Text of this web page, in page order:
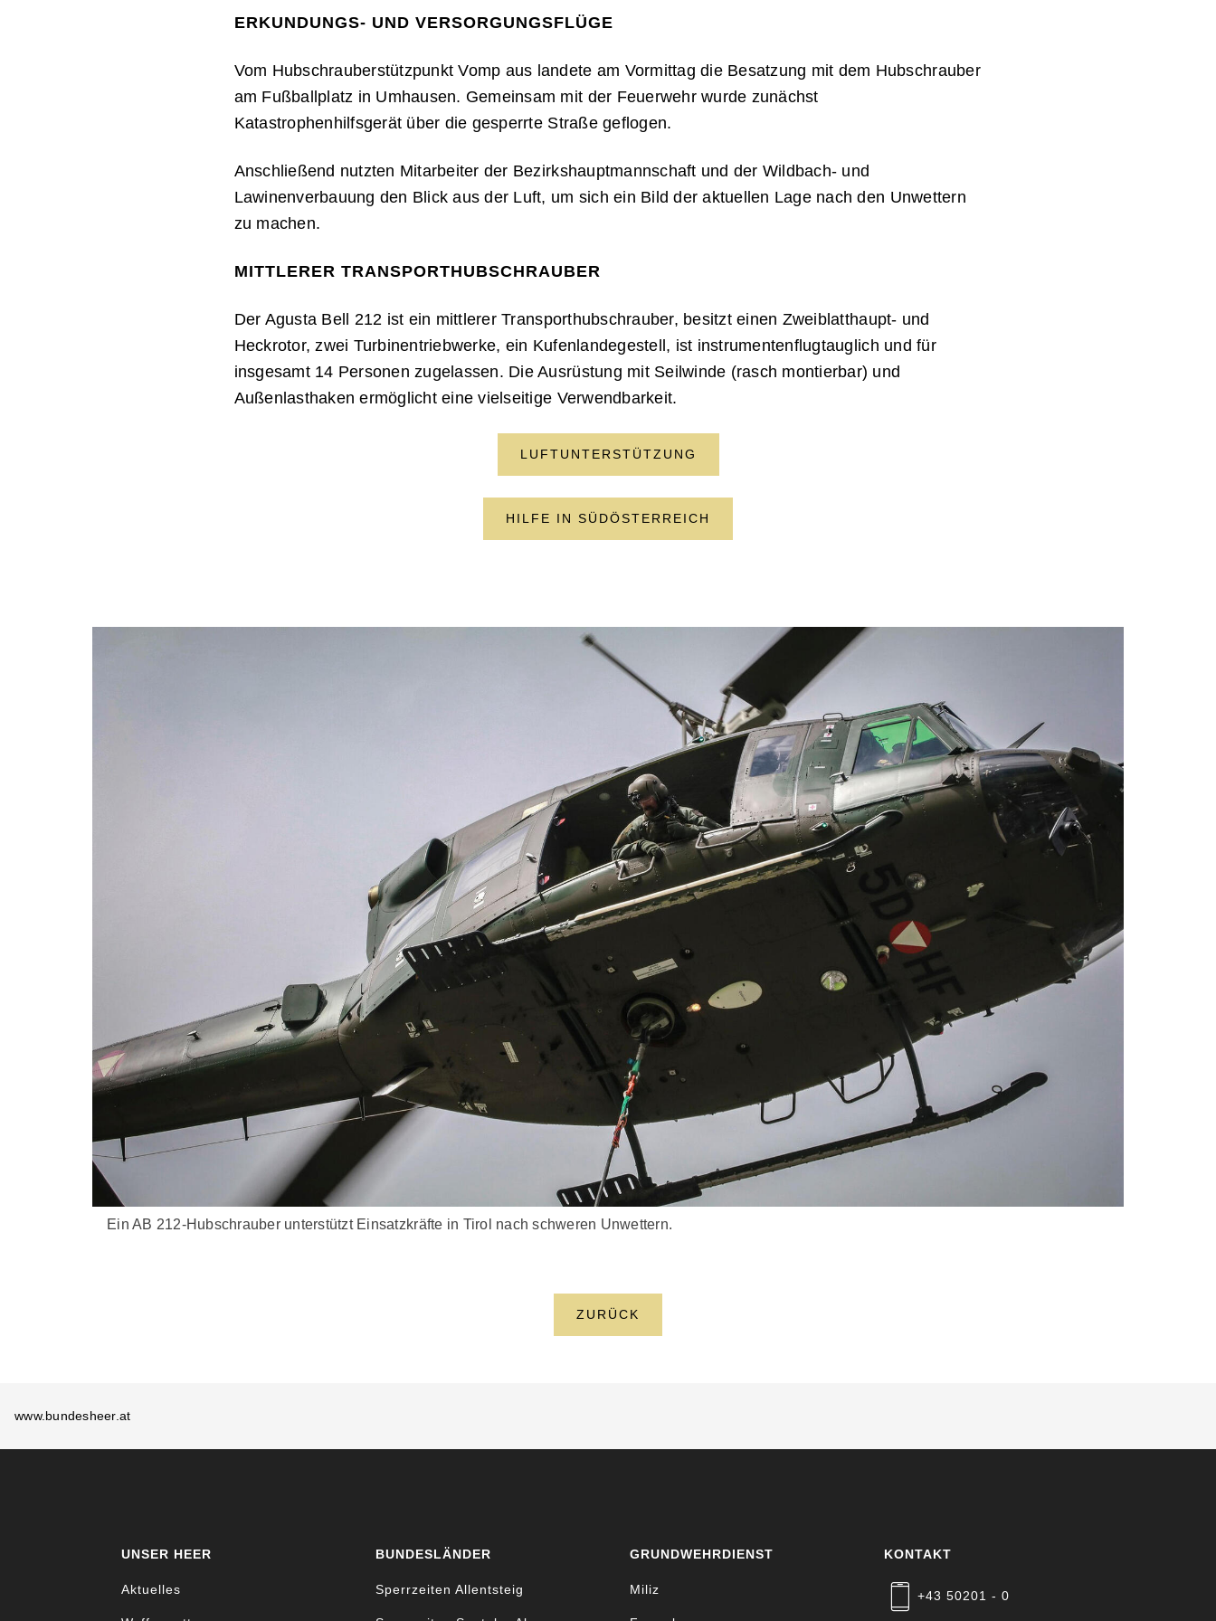
ERKUNDUNGS- UND VERSORGUNGSFLÜGE
Vom Hubschrauberstützpunkt Vomp aus landete am Vormittag die Besatzung mit dem Hubschrauber
am Fußballplatz in Umhausen. Gemeinsam mit der Feuerwehr wurde zunächst
Katastrophenhilfsgerät über die gesperrte Straße geflogen.
Anschließend nutzten Mitarbeiter der Bezirkshauptmannschaft und der Wildbach- und
Lawinenverbauung den Blick aus der Luft, um sich ein Bild der aktuellen Lage nach den Unwettern
zu machen.
MITTLERER TRANSPORTHUBSCHRAUBER
Der Agusta Bell 212 ist ein mittlerer Transporthubschrauber, besitzt einen Zweiblatthaupt- und
Heckrotor, zwei Turbinentriebwerke, ein Kufenlandegestell, ist instrumentenflugtauglich und für
insgesamt 14 Personen zugelassen. Die Ausrüstung mit Seilwinde (rasch montierbar) und
Außenlasthaken ermöglicht eine vielseitige Verwendbarkeit.
LUFTUNTERSTÜTZUNG
HILFE IN SÜDÖSTERREICH
Ein AB 212-Hubschrauber unterstützt Einsatzkräfte in Tirol nach schweren Unwettern.
ZURÜCK
www.bundesheer.at
UNSER HEER
Aktuelles
BUNDESLÄNDER
Sperrzeiten Allentsteig
GRUNDWEHRDIENST
Miliz
KONTAKT
+43 50201 - 0